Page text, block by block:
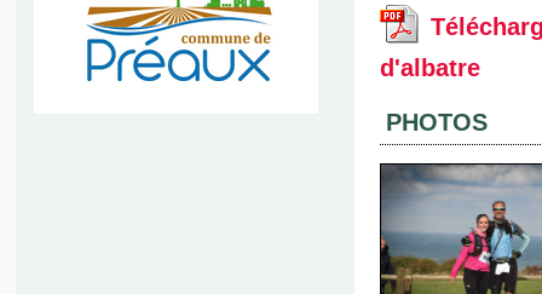
d'albatre
PHOTOS